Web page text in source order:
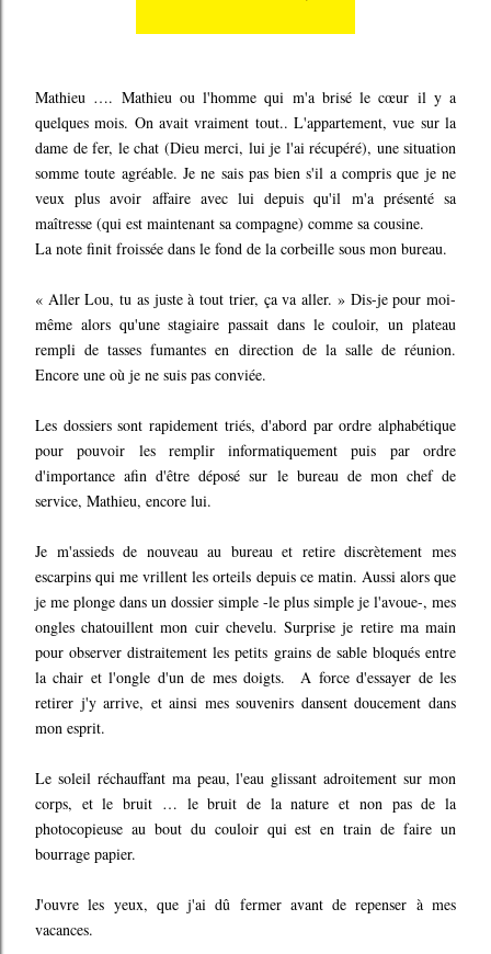
Mathieu …. Mathieu ou l'homme qui m'a brisé le cœur il y a
quelques mois. On avait vraiment tout.. L'appartement, vue sur la
dame de fer, le chat (Dieu merci, lui je l'ai récupéré), une situation
somme toute agréable. Je ne sais pas bien s'il a compris que je ne
veux plus avoir affaire avec lui depuis qu'il m'a présenté sa
maîtresse (qui est maintenant sa compagne) comme sa cousine.
La note finit froissée dans le fond de la corbeille sous mon bureau.
« Aller Lou, tu as juste à tout trier, ça va aller. » Dis-je pour moi-
même alors qu'une stagiaire passait dans le couloir, un plateau
rempli de tasses fumantes en direction de la salle de réunion.
Encore une où je ne suis pas conviée.
Les dossiers sont rapidement triés, d'abord par ordre alphabétique
pour pouvoir les remplir informatiquement puis par ordre
d'importance afin d'être déposé sur le bureau de mon chef de
service, Mathieu, encore lui.
Je m'assieds de nouveau au bureau et retire discrètement mes
escarpins qui me vrillent les orteils depuis ce matin. Aussi alors que
je me plonge dans un dossier simple -le plus simple je l'avoue-, mes
ongles chatouillent mon cuir chevelu. Surprise je retire ma main
pour observer distraitement les petits grains de sable bloqués entre
la chair et l'ongle d'un de mes doigts. A force d'essayer de les
retirer j'y arrive, et ainsi mes souvenirs dansent doucement dans
mon esprit.
Le soleil réchauffant ma peau, l'eau glissant adroitement sur mon
corps, et le bruit … le bruit de la nature et non pas de la
photocopieuse au bout du couloir qui est en train de faire un
bourrage papier.
J'ouvre les yeux, que j'ai dû fermer avant de repenser à mes
vacances.